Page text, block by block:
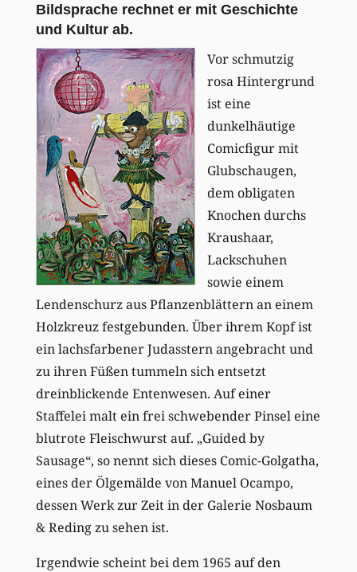
Bildsprache rechnet er mit Geschichte
und Kultur ab.
Vor schmutzig
rosa Hintergrund
ist eine
dunkelhäutige
Comicfigur mit
Glubschaugen,
dem obligaten
Knochen durchs
Kraushaar,
Lackschuhen
sowie einem
Lendenschurz aus Pflanzenblättern an einem
Holzkreuz festgebunden. Über ihrem Kopf ist
ein lachsfarbener Judasstern angebracht und
zu ihren Füßen tummeln sich entsetzt
dreinblickende Entenwesen. Auf einer
Staffelei malt ein frei schwebender Pinsel eine
blutrote Fleischwurst auf. „Guided by
Sausage“, so nennt sich dieses Comic-Golgatha,
eines der Ölgemälde von Manuel Ocampo,
dessen Werk zur Zeit in der Galerie Nosbaum
& Reding zu sehen ist.
Irgendwie scheint bei dem 1965 auf den